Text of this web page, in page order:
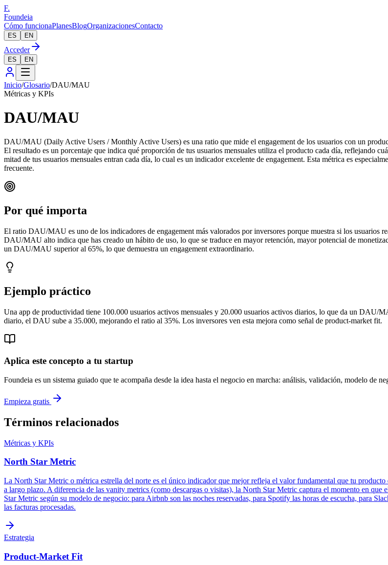
F.
Foundeia
Cómo funcionaPlanesBlogOrganizacionesContacto
ES EN
Acceder
ES EN
Inicio/Glosario/DAU/MAU
Métricas y KPIs
DAU/MAU
DAU/MAU (Daily Active Users / Monthly Active Users) es una ratio que mide el engagement de los usuarios con un
El resultado es un porcentaje que indica qué proporción de tus usuarios mensuales utiliza el producto cada día,
mitad de tus usuarios mensuales entran cada día, lo cual es un indicador excelente de engagement. Esta métrica es
frecuente.
Por qué importa
El ratio DAU/MAU es uno de los indicadores de engagement más valorados por inversores porque muestra si los usuarios
DAU/MAU alto indica que has creado un hábito de uso, lo que se traduce en mayor retención, mayor potencial de
un DAU/MAU superior al 65%, lo que demuestra un engagement extraordinario.
Ejemplo práctico
Una app de productividad tiene 100.000 usuarios activos mensuales y 20.000 usuarios activos diarios, lo que da un
diario, el DAU sube a 35.000, mejorando el ratio al 35%. Los inversores ven esta mejora como señal de product-market fit.
Aplica este concepto a tu startup
Foundeia es un sistema guiado que te acompaña desde la idea hasta el negocio en marcha: análisis, validación, modelo de
Empieza gratis
Términos relacionados
Métricas y KPIs
North Star Metric
La North Star Metric o métrica estrella del norte es el único indicador que mejor refleja el valor fundamental que tu
a largo plazo. A diferencia de las vanity metrics (como descargas o visitas), la North Star Metric captura el momento en
Star Metric según su modelo de negocio: para Airbnb son las noches reservadas, para Spotify las horas de escucha, para
las facturas procesadas.
Estrategia
Product-Market Fit